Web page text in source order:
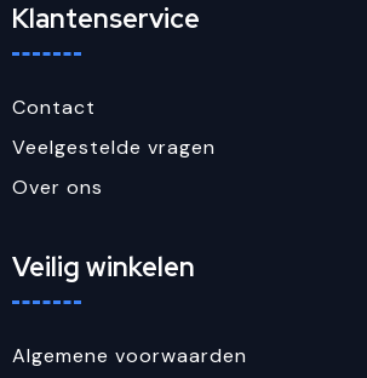
Klantenservice
Contact
Veelgestelde vragen
Over ons
Veilig winkelen
Algemene voorwaarden